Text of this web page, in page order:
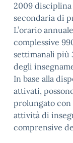
2009
secondaria di
L’orario
complessive
settimanali più
degli
In base alla
attivati,
prolungato
attività di
comprensive